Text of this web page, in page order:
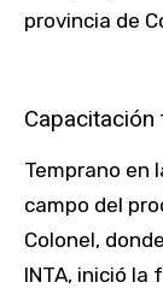
provincia de
Capacitación
Temprano en
campo del
Colonel,
INTA, inició